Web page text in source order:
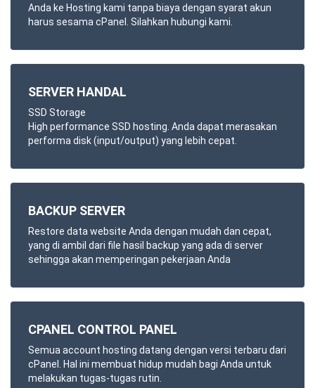
Anda ke Hosting kami tanpa biaya dengan syarat akun
harus sesama cPanel. Silahkan hubungi kami.
SERVER HANDAL
SSD Storage
High performance SSD hosting. Anda dapat merasakan
performa disk (input/output) yang lebih cepat.
BACKUP SERVER
Restore data website Anda dengan mudah dan cepat,
yang di ambil dari file hasil backup yang ada di server
sehingga akan memperingan pekerjaan Anda
CPANEL CONTROL PANEL
Semua account hosting datang dengan versi terbaru dari
cPanel. Hal ini membuat hidup mudah bagi Anda untuk
melakukan tugas-tugas rutin.